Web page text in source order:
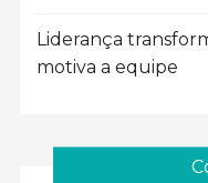
Liderança
motiva a equipe